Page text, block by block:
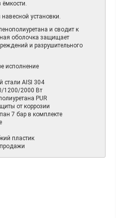
установки.
и сводит к
оболочка защищает
и разрушительного
исполнение
стали AISI 304
1200/2000 Вт
PUR
от коррозии
7 бар в комплекте
пластик